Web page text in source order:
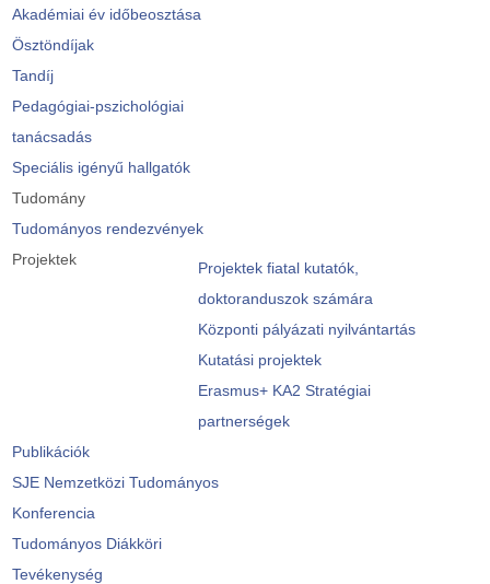
Akadémiai év időbeosztása
Ösztöndíjak
Tandíj
Pedagógiai-pszichológiai
tanácsadás
Speciális igényű hallgatók
Tudomány
Tudományos rendezvények
Projektek
Projektek fiatal kutatók,
doktoranduszok számára
Központi pályázati nyilvántartás
Kutatási projektek
Erasmus+ KA2 Stratégiai
partnerségek
Publikációk
SJE Nemzetközi Tudományos
Konferencia
Tudományos Diákköri
Tevékenység